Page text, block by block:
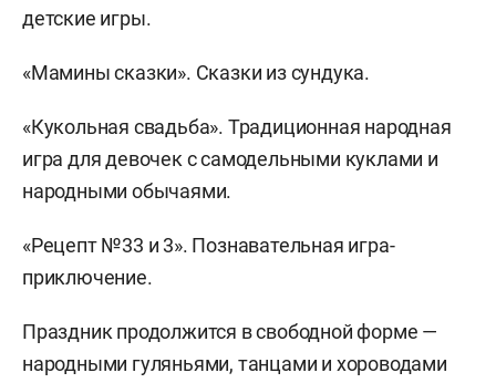
детские игры.
«Мамины сказки». Сказки из сундука.
«Кукольная свадьба». Традиционная народная
игра для девочек с самодельными куклами и
народными обычаями.
«Рецепт №33 и 3». Познавательная игра-
приключение.
Праздник продолжится в свободной форме —
народными гуляньями, танцами и хороводами